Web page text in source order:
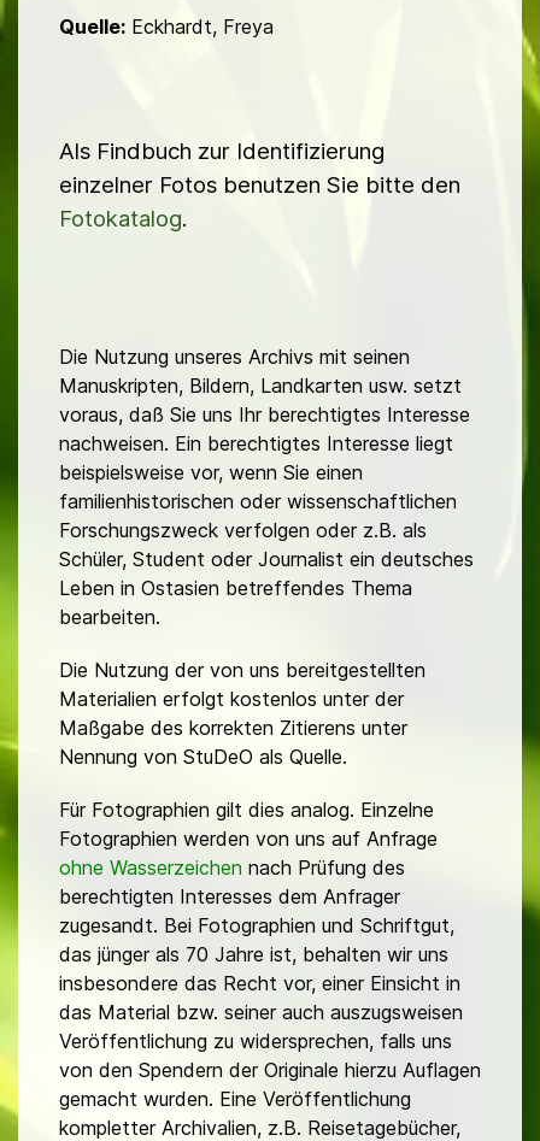
Quelle: Eckhardt, Freya
Als Findbuch zur Identifizierung
einzelner Fotos benutzen Sie bitte den
Fotokatalog.
Die Nutzung unseres Archivs mit seinen
Manuskripten, Bildern, Landkarten usw. setzt
voraus, daß Sie uns Ihr berechtigtes Interesse
nachweisen. Ein berechtigtes Interesse liegt
beispielsweise vor, wenn Sie einen
familienhistorischen oder wissenschaftlichen
Forschungszweck verfolgen oder z.B. als
Schüler, Student oder Journalist ein deutsches
Leben in Ostasien betreffendes Thema
bearbeiten.
Die Nutzung der von uns bereitgestellten
Materialien erfolgt kostenlos unter der
Maßgabe des korrekten Zitierens unter
Nennung von StuDeO als Quelle.
Für Fotographien gilt dies analog. Einzelne
Fotographien werden von uns auf Anfrage
ohne Wasserzeichen nach Prüfung des
berechtigten Interesses dem Anfrager
zugesandt. Bei Fotographien und Schriftgut,
das jünger als 70 Jahre ist, behalten wir uns
insbesondere das Recht vor, einer Einsicht in
das Material bzw. seiner auch auszugsweisen
Veröffentlichung zu widersprechen, falls uns
von den Spendern der Originale hierzu Auflagen
gemacht wurden. Eine Veröffentlichung
kompletter Archivalien, z.B. Reisetagebücher,